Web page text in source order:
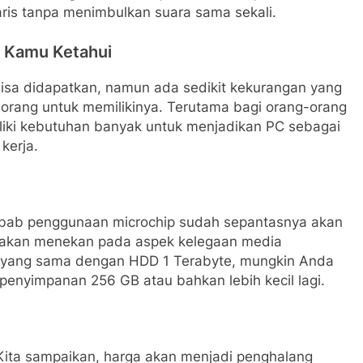
tanpa menimbulkan suara sama sekali.
Ketahui
didapatkan, namun ada sedikit kekurangan yang
untuk memilikinya. Terutama bagi orang-orang
kebutuhan banyak untuk menjadikan PC sebagai
penggunaan microchip sudah sepantasnya akan
menekan pada aspek kelegaan media
sama dengan HDD 1 Terabyte, mungkin Anda
256 GB atau bahkan lebih kecil lagi.
sampaikan, harga akan menjadi penghalang